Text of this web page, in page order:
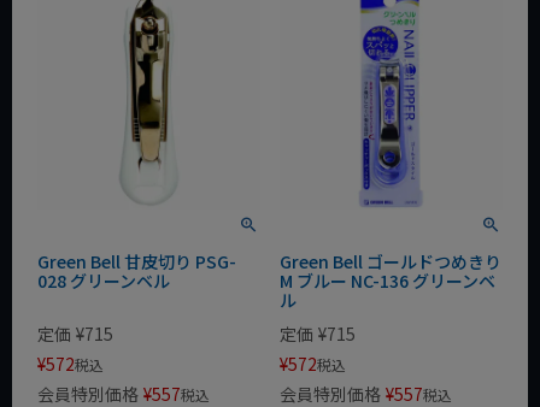
Green Bell 甘皮切り PSG-
028 グリーンベル
定価 ¥715
¥572税込
会員特別価格 ¥557税込
Green Bell ゴールドつめきり
M ブルー NC-136 グリーンベ
ル
定価 ¥715
¥572税込
会員特別価格 ¥557税込